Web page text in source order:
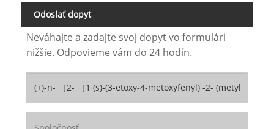
Odoslať dopyt
Neváhajte a zadajte svoj dopyt vo formulári
nižšie. Odpovieme vám do 24 hodín.